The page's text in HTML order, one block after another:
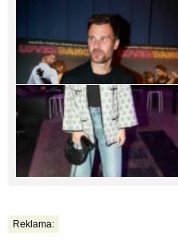
Reklama: